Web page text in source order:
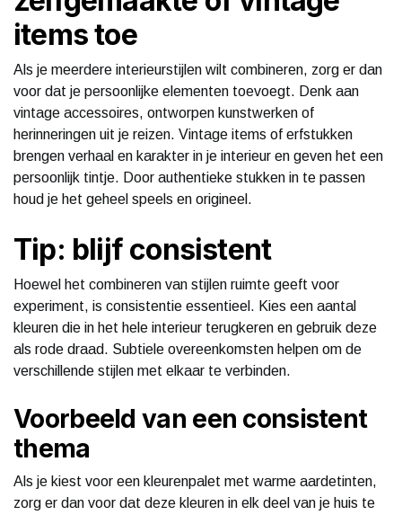
items toe
Als je meerdere interieurstijlen wilt combineren, zorg er dan
voor dat je persoonlijke elementen toevoegt. Denk aan
vintage accessoires, ontworpen kunstwerken of
herinneringen uit je reizen. Vintage items of erfstukken
brengen verhaal en karakter in je interieur en geven het een
persoonlijk tintje. Door authentieke stukken in te passen
houd je het geheel speels en origineel.
Tip: blijf consistent
Hoewel het combineren van stijlen ruimte geeft voor
experiment, is consistentie essentieel. Kies een aantal
kleuren die in het hele interieur terugkeren en gebruik deze
als rode draad. Subtiele overeenkomsten helpen om de
verschillende stijlen met elkaar te verbinden.
Voorbeeld van een consistent
thema
Als je kiest voor een kleurenpalet met warme aardetinten,
zorg er dan voor dat deze kleuren in elk deel van je huis te